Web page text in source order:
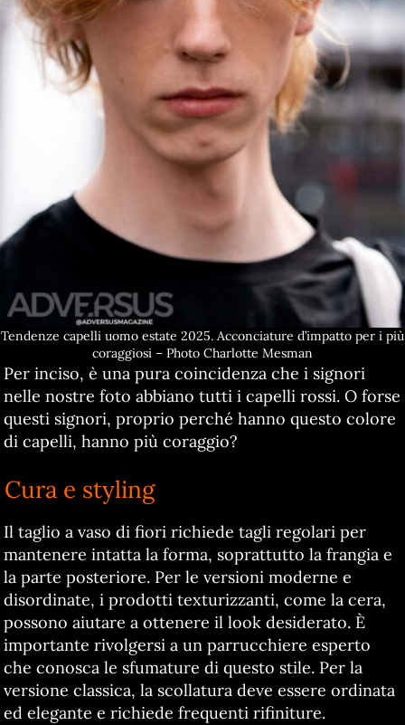
Tendenze capelli uomo estate 2025. Acconciature d’impatto per i più
coraggiosi – Photo Charlotte Mesman
Per inciso, è una pura coincidenza che i signori
nelle nostre foto abbiano tutti i capelli rossi. O forse
questi signori, proprio perché hanno questo colore
di capelli, hanno più coraggio?
Cura e styling
Il taglio a vaso di fiori richiede tagli regolari per
mantenere intatta la forma, soprattutto la frangia e
la parte posteriore. Per le versioni moderne e
disordinate, i prodotti texturizzanti, come la cera,
possono aiutare a ottenere il look desiderato. È
importante rivolgersi a un parrucchiere esperto
che conosca le sfumature di questo stile. Per la
versione classica, la scollatura deve essere ordinata
ed elegante e richiede frequenti rifiniture.